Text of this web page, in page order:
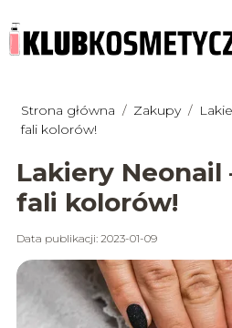
Strona główna / Zakupy /
fali kolorów!
Lakiery Neonail
fali kolorów!
Data publikacji: 2023-01-09